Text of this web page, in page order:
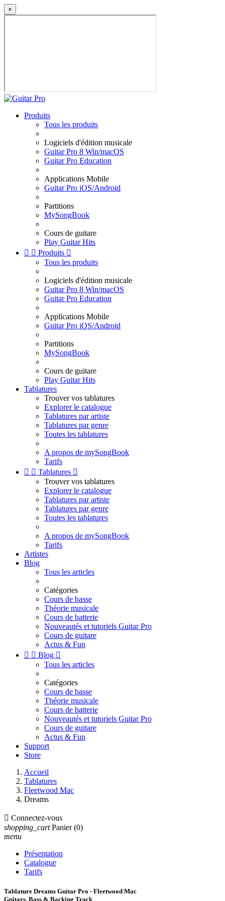
×
Produits
Tous les produits
Logiciels d'édition musicale
Guitar Pro 8 Win/macOS
Guitar Pro Education
Applications Mobile
Guitar Pro iOS/Android
Partitions
MySongBook
Cours de guitare
Play Guitar Hits
  Produits 
Tous les produits
Logiciels d'édition musicale
Guitar Pro 8 Win/macOS
Guitar Pro Education
Applications Mobile
Guitar Pro iOS/Android
Partitions
MySongBook
Cours de guitare
Play Guitar Hits
Tablatures
Trouver vos tablatures
Explorer le catalogue
Tablatures par artiste
Tablatures par genre
Toutes les tablatures
A propos de mySongBook
Tarifs
  Tablatures 
Trouver vos tablatures
Explorer le catalogue
Tablatures par artiste
Tablatures par genre
Toutes les tablatures
A propos de mySongBook
Tarifs
Artistes
Blog
Tous les articles
Catégories
Cours de basse
Théorie musicale
Cours de batterie
Nouveautés et tutoriels Guitar Pro
Cours de guitare
Actus & Fun
  Blog 
Tous les articles
Catégories
Cours de basse
Théorie musicale
Cours de batterie
Nouveautés et tutoriels Guitar Pro
Cours de guitare
Actus & Fun
Support
Store
Accueil
Tablatures
Fleetwood Mac
Dreams
 Connectez-vous
shopping_cart Panier (0)
menu
Présentation
Catalogue
Tarifs
Tablature Dreams Guitar Pro - Fleetwood Mac
Guitars, Bass & Backing Track